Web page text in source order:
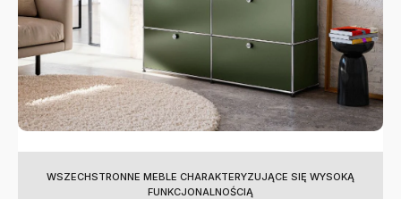
WSZECHSTRONNE MEBLE CHARAKTERYZUJĄCE SIĘ WYSOKĄ
FUNKCJONALNOŚCIĄ